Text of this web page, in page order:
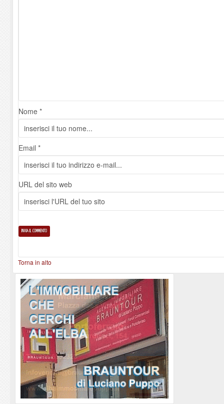
Nome *
Email *
URL del sito web
Torna in alto